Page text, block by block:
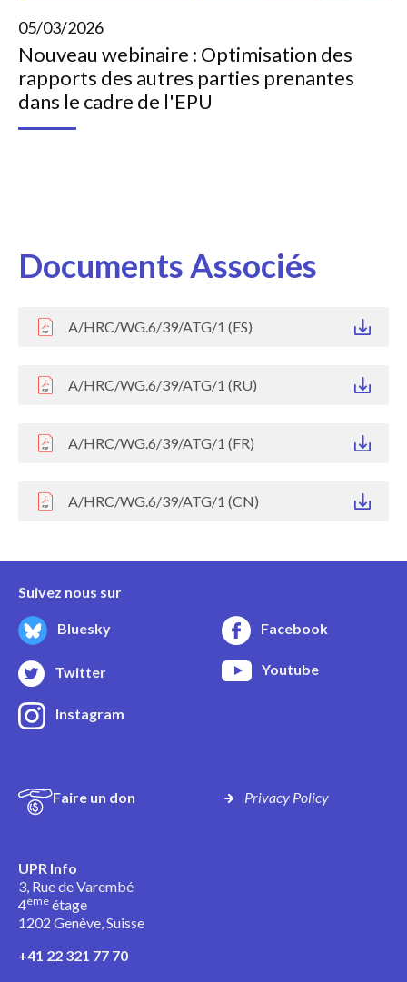
05/03/2026
Nouveau webinaire : Optimisation des
rapports des autres parties prenantes
dans le cadre de l'EPU
Documents Associés
A/HRC/WG.6/39/ATG/1 (ES)
A/HRC/WG.6/39/ATG/1 (RU)
A/HRC/WG.6/39/ATG/1 (FR)
A/HRC/WG.6/39/ATG/1 (CN)
Suivez nous sur
Bluesky Facebook
Twitter Youtube
Instagram
Faire un don Privacy Policy
UPR Info
3, Rue de Varembé
4ème étage
1202 Genève, Suisse
+41 22 321 77 70